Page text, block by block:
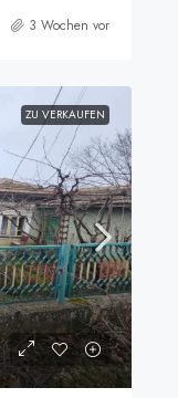
3 Wochen vor
ZU VERKAUFEN